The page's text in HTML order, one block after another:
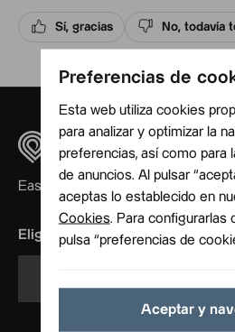
Sí, gracias No, todavía
Easy, quickly, homely
Elige tu idioma
Preferencias de
Esta web utiliza cookies
para analizar y optimizar la
preferencias, así como para
de anuncios. Al pulsar
aceptas lo establecido en
Cookies. Para configurarlas
pulsa “preferencias de
Aceptar y